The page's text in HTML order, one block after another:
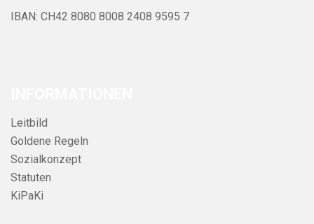
IBAN: CH42 8080 8008 2408 9595 7
Leitbild
Goldene Regeln
Sozialkonzept
Statuten
KiPaKi